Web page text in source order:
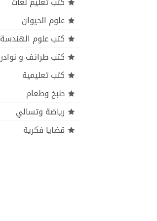
علوم الحيوان
كتب علوم الهندسة
كتب طرائف و نوادر
كتب تعليمية
طبخ وطعام
رياضة وتسالي
قضايا فكرية